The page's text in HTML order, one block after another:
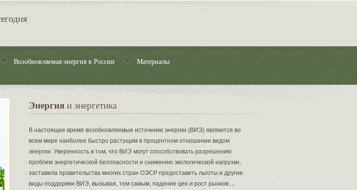
Возобновляемая энергия в России Материалы
Энергия и энергетика
В настоящее время возобновляемые источники энергии (ВИЭ) являются во
всем мире наиболее быстро растущим в процентном отношении видом
энергии. Уверенность в том, что ВИЭ могут способствовать разрешению
проблем энергетической безопасности и снижению экологической нагрузки,
заставила правительства многих стран ОЭСР предоставить льготы и другие
виды поддержки ВИЭ, вызывая, тем самым, падение цен и рост рынков ...